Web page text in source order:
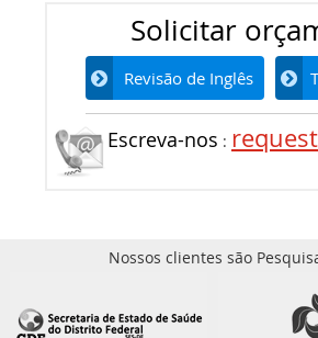
Solicitar
Revisão de Inglês
Escreva-nos :
Nossos clientes são